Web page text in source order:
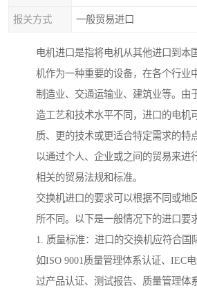
报关方式 一般贸易进口
电机进口是指将电机从其他进口到本
机作为一种重要的设备，在各个行业
制造业、交通运输业、建筑业等。由
造工艺和技术水平不同，进口的电机
质、更的技术或更适合特定需求的特
以通过个人、企业或之间的贸易来进
相关的贸易法规和标准。
交换机进口的要求可以根据不同或地
所不同。以下是一般情况下的进口要
1. 质量标准：进口的交换机应符合国
如ISO 9001质量管理体系认证、IEC
过产品认证、测试报告、质量管理体